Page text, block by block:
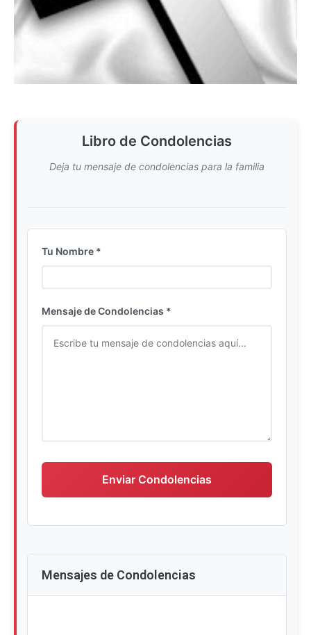
Libro de Condolencias
Deja tu mensaje de condolencias para la familia
Tu Nombre *
Mensaje de Condolencias *
Enviar Condolencias
Mensajes de Condolencias